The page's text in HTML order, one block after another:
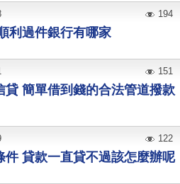
利過件銀行有哪家
194
貸 簡單借到錢的合法管道撥款
151
件 貸款一直貸不過該怎麼辦呢
122